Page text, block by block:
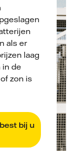
als er
laag
in de
zon is
bij u